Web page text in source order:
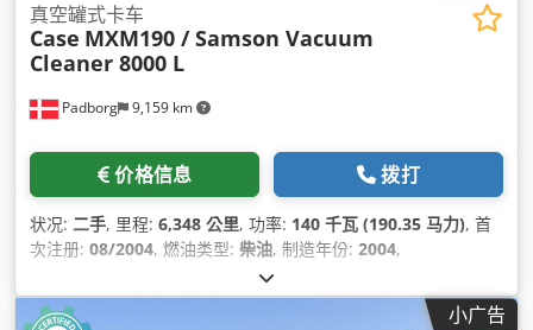
Padborg 9,159 km
真空罐式卡车
Case MXM190 / Samson Vacuum
Cleaner 8000 L
价格信息 拨打
状况: 二手, 里程: 6,348 公里, 功率: 140 千瓦 (190.35 马力), 首
次注册: 08/2004, 燃油类型: 柴油, 制造年份: 2004,
小广告